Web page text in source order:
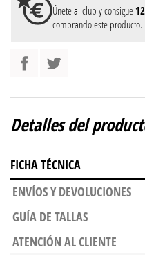
Únete al club y consigue 12
comprando este producto.
Detalles del
FICHA TÉCNICA
ENVÍOS Y DEVOLUCIONES
GUÍA DE TALLAS
ATENCIÓN AL CLIENTE